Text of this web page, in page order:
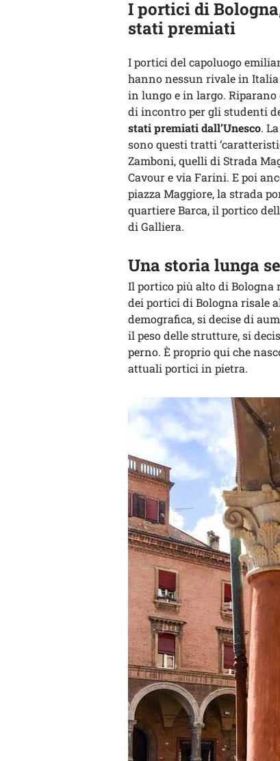
I portici di
stati premiati
I portici del capoluogo
hanno nessun rivale in
in lungo e in largo. Riparano
di incontro per gli studenti
stati premiati dall’Unesco.
sono questi tratti
Zamboni, quelli di Strada
Cavour e via Farini. E poi
piazza Maggiore, la strada
quartiere Barca, il portico
di Galliera.
Una storia lunga
Il portico più alto di Bologna
dei portici di Bologna risale
demografica, si decise di
il peso delle strutture, si
perno. È proprio qui che
attuali portici in pietra.